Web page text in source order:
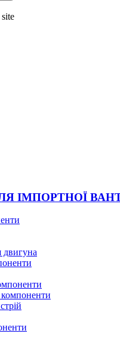
ІМПОРТНОЇ
двигуна
компоненти